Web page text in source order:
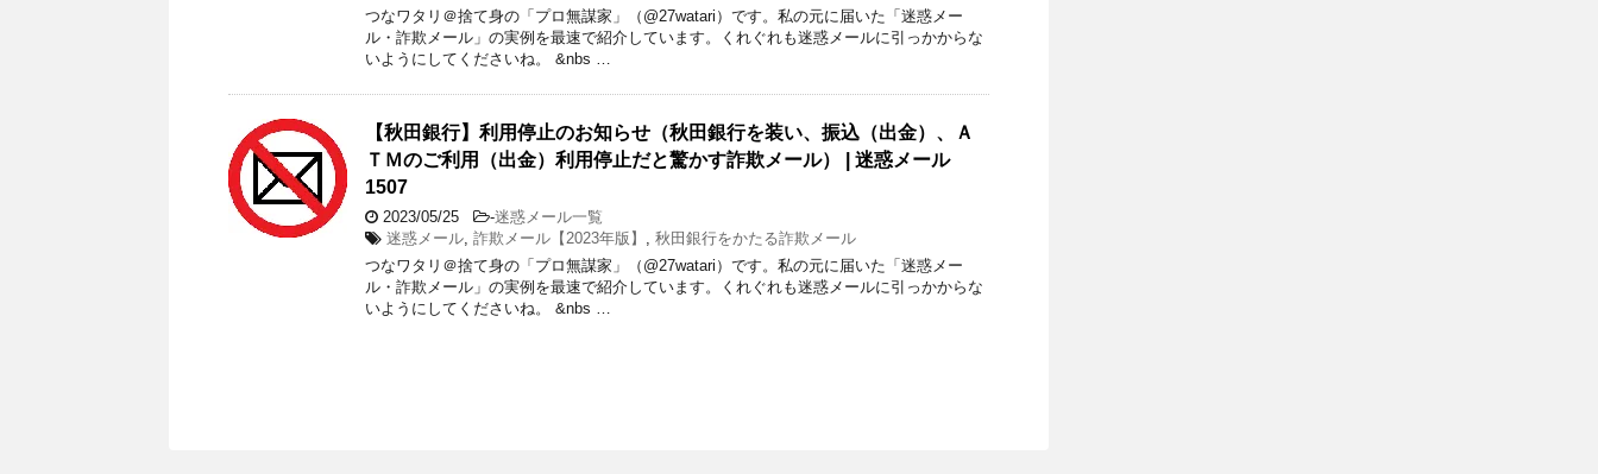
つなワタリ＠捨て身の「プロ無謀家」（@27watari）です。私の元に届いた「迷惑メー
ル・詐欺メール」の実例を最速で紹介しています。くれぐれも迷惑メールに引っかからな
いようにしてくださいね。 &nbs …
【秋田銀行】利用停止のお知らせ（秋田銀行を装い、振込（出金）、Ａ
ＴＭのご利用（出金）利用停止だと驚かす詐欺メール） | 迷惑メール
1507
2023/05/25 -迷惑メール一覧
迷惑メール, 詐欺メール【2023年版】 , 秋田銀行をかたる詐欺メール
つなワタリ＠捨て身の「プロ無謀家」（@27watari）です。私の元に届いた「迷惑メー
ル・詐欺メール」の実例を最速で紹介しています。くれぐれも迷惑メールに引っかからな
いようにしてくださいね。 &nbs …